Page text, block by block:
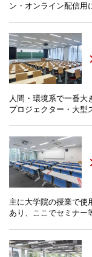
ン・オンライン配信用
人間・環境系で一番大
プロジェクター・大型
主に大学院の授業で使
あり、ここでセミナー